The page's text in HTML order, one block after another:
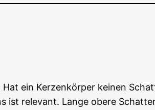
ein Ker­zen­kör­per kei­nen
ist rele­vant. Lan­ge obe­re